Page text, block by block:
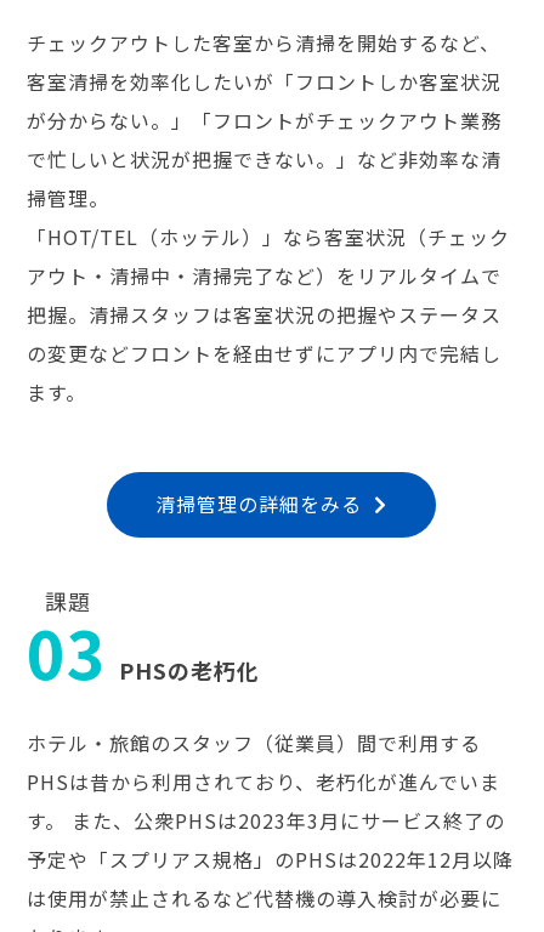
チェックアウトした客室から清掃を開始するなど、
客室清掃を効率化したいが「フロントしか客室状況
が分からない。」「フロントがチェックアウト業務
で忙しいと状況が把握できない。」など非効率な清
掃管理。
「HOT/TEL（ホッテル）」なら客室状況（チェック
アウト・清掃中・清掃完了など）をリアルタイムで
把握。清掃スタッフは客室状況の把握やステータス
の変更などフロントを経由せずにアプリ内で完結し
ます。
清掃管理の詳細をみる
課題
03 PHSの老朽化
ホテル・旅館のスタッフ（従業員）間で利用する
PHSは昔から利用されており、老朽化が進んでいま
す。 また、公衆PHSは2023年3月にサービス終了の
予定や「スプリアス規格」のPHSは2022年12月以降
は使用が禁止されるなど代替機の導入検討が必要に